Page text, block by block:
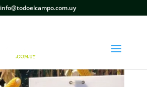
info@todoelcampo.com.uy